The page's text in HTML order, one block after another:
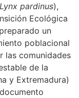
Lynx pardinus),
Ecológica
un
poblacional
las comunidades
de la
y Extremadura)